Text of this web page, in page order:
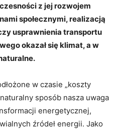
z jej rozwojem
społecznymi, realizacją
usprawnienia transportu
okazał się klimat, a w
w czasie „koszty
sposób nasza uwaga
energetycznej,
źródeł energii. Jako